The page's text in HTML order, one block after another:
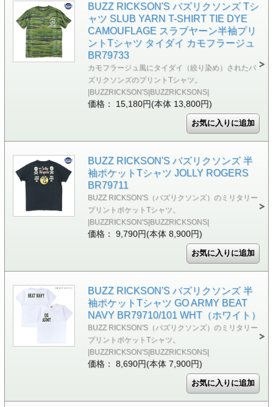
BUZZ RICKSON'S バズリクソンズ Tシ
ャツ SLUB YARN T-SHIRT TIE DYE
CAMOUFLAGE スラブヤーン半袖プリ
ントTシャツ タイダイ カモフラージュ
BR79733
カモフラージュ風にタイダイ（絞り染め）されたバ
ズリクソンズのプリントTシャツ。
|BUZZRICKSON'S|BUZZRICKSONS|
価格： 15,180円(本体 13,800円)
BUZZ RICKSON'S バズリクソンズ 半
袖ポケットTシャツ JOLLY ROGERS
BR79711
BUZZ RICKSON'S（バズリクソンズ）のミリタリー
プリントポケットTシャツ。
|BUZZRICKSON'S|BUZZRICKSONS|
価格： 9,790円(本体 8,900円)
BUZZ RICKSON'S バズリクソンズ 半
袖ポケットTシャツ GO ARMY BEAT
NAVY BR79710/101 WHT（ホワイト）
BUZZ RICKSON'S（バズリクソンズ）のミリタリー
プリントポケットTシャツ。
|BUZZRICKSON'S|BUZZRICKSONS|
価格： 8,690円(本体 7,900円)